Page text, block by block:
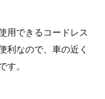
用できるコードレス
利なので、車の近く
す。